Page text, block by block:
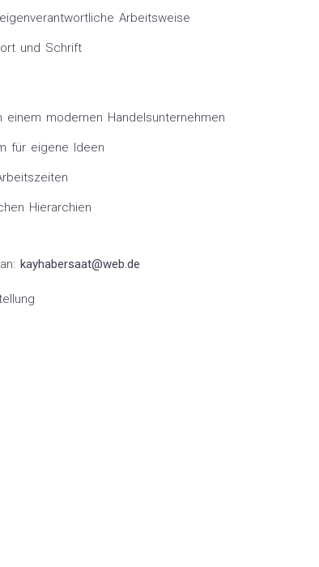
Arbeitsweise
und Schrift
modernen Handelsunternehmen
für eigene Ideen
Hierarchien
kayhabersaat@web.de